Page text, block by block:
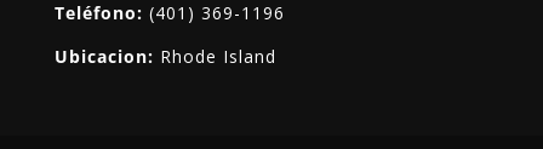
Teléfono: (401) 369-1196
Ubicacion: Rhode Island